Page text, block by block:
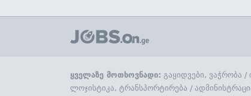
ყველაზე მოთხოვნადი: გაყიდვები, ვაჭრობა /
ლოჯისტიკა, ტრანსპორტირება /